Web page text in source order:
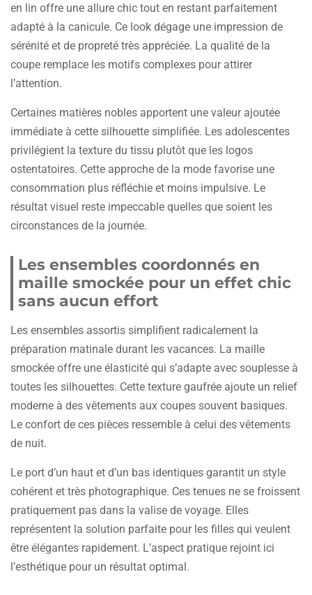
en lin offre une allure chic tout en restant parfaitement
adapté à la canicule. Ce look dégage une impression de
sérénité et de propreté très appréciée. La qualité de la
coupe remplace les motifs complexes pour attirer
l’attention.
Certaines matières nobles apportent une valeur ajoutée
immédiate à cette silhouette simplifiée. Les adolescentes
privilégient la texture du tissu plutôt que les logos
ostentatoires. Cette approche de la mode favorise une
consommation plus réfléchie et moins impulsive. Le
résultat visuel reste impeccable quelles que soient les
circonstances de la journée.
Les ensembles coordonnés en
maille smockée pour un effet chic
sans aucun effort
Les ensembles assortis simplifient radicalement la
préparation matinale durant les vacances. La maille
smockée offre une élasticité qui s’adapte avec souplesse à
toutes les silhouettes. Cette texture gaufrée ajoute un relief
moderne à des vêtements aux coupes souvent basiques.
Le confort de ces pièces ressemble à celui des vêtements
de nuit.
Le port d’un haut et d’un bas identiques garantit un style
cohérent et très photographique. Ces tenues ne se froissent
pratiquement pas dans la valise de voyage. Elles
représentent la solution parfaite pour les filles qui veulent
être élégantes rapidement. L’aspect pratique rejoint ici
l’esthétique pour un résultat optimal.